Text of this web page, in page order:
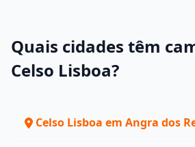
Quais cidades têm
Celso Lisboa?
Celso Lisboa em Angra dos